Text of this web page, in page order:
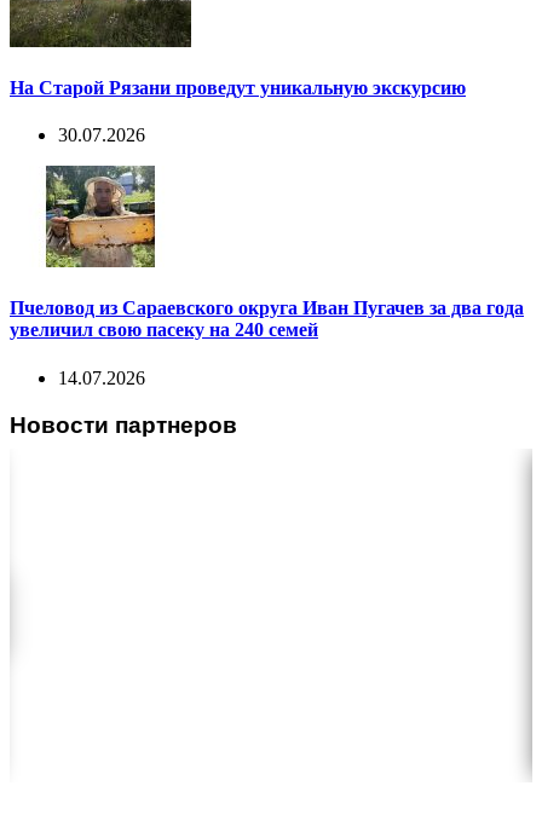
На Старой Рязани проведут уникальную экскурсию
30.07.2026
Пчеловод из Сараевского округа Иван Пугачев за два года
увеличил свою пасеку на 240 семей
14.07.2026
Новости партнеров